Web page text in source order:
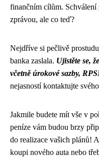
finančním cílům.
zprávou, ale co teď?
Nejdříve si pečlivě
banka zaslala. Ujistěte se,
včetně úrokové sazby,
nejasností kontaktujte
Jakmile budete mít vše v
peníze vám budou brzy
do realizace vašich plánů!
koupi nového auta nebo